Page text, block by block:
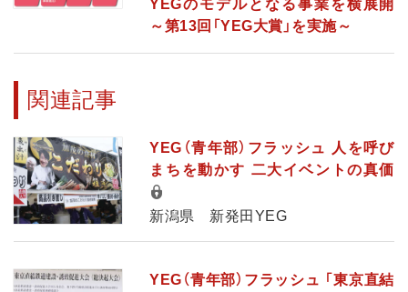
YEGのモデルとなる事業を横展開
～第13回「YEG大賞」を実施～
関連記事
YEG（青年部）フラッシュ 人を呼び
まちを動かす 二大イベントの真価
新潟県 新発田YEG
YEG（青年部）フラッシュ 「東京直結